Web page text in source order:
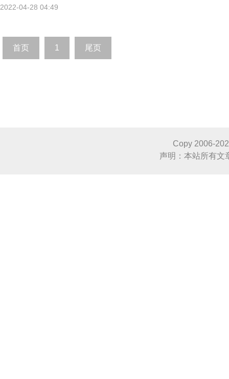
2022-04-28 04:49
首页 1 尾页
Copy 2006-
声明：本站所有文